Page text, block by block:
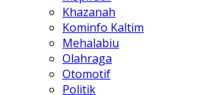
Khazanah
Kominfo Kaltim
Mehalabiu
Olahraga
Otomotif
Politik